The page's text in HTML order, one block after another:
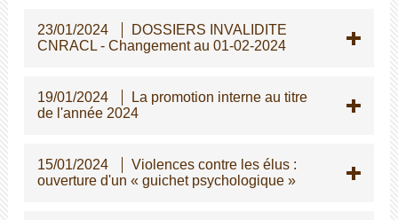
23/01/2024
DOSSIERS INVALIDITE
CNRACL - Changement au 01-02-2024
19/01/2024
La promotion interne au titre
de l'année 2024
15/01/2024
Violences contre les élus :
ouverture d'un « guichet psychologique »